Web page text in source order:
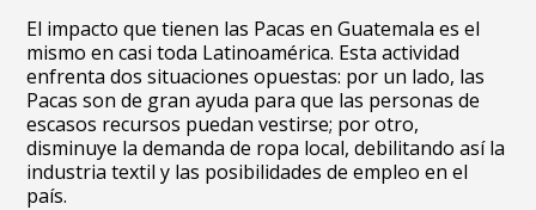
El impacto que tienen las Pacas en Guatemala es el
mismo en casi toda Latinoamérica. Esta actividad
enfrenta dos situaciones opuestas: por un lado, las
Pacas son de gran ayuda para que las personas de
escasos recursos puedan vestirse; por otro,
disminuye la demanda de ropa local, debilitando así la
industria textil y las posibilidades de empleo en el
país.